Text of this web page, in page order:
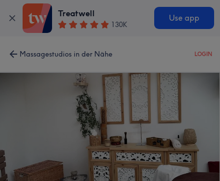
Treatwell
130K
Use app
Massagestudios in der Nähe LOGIN